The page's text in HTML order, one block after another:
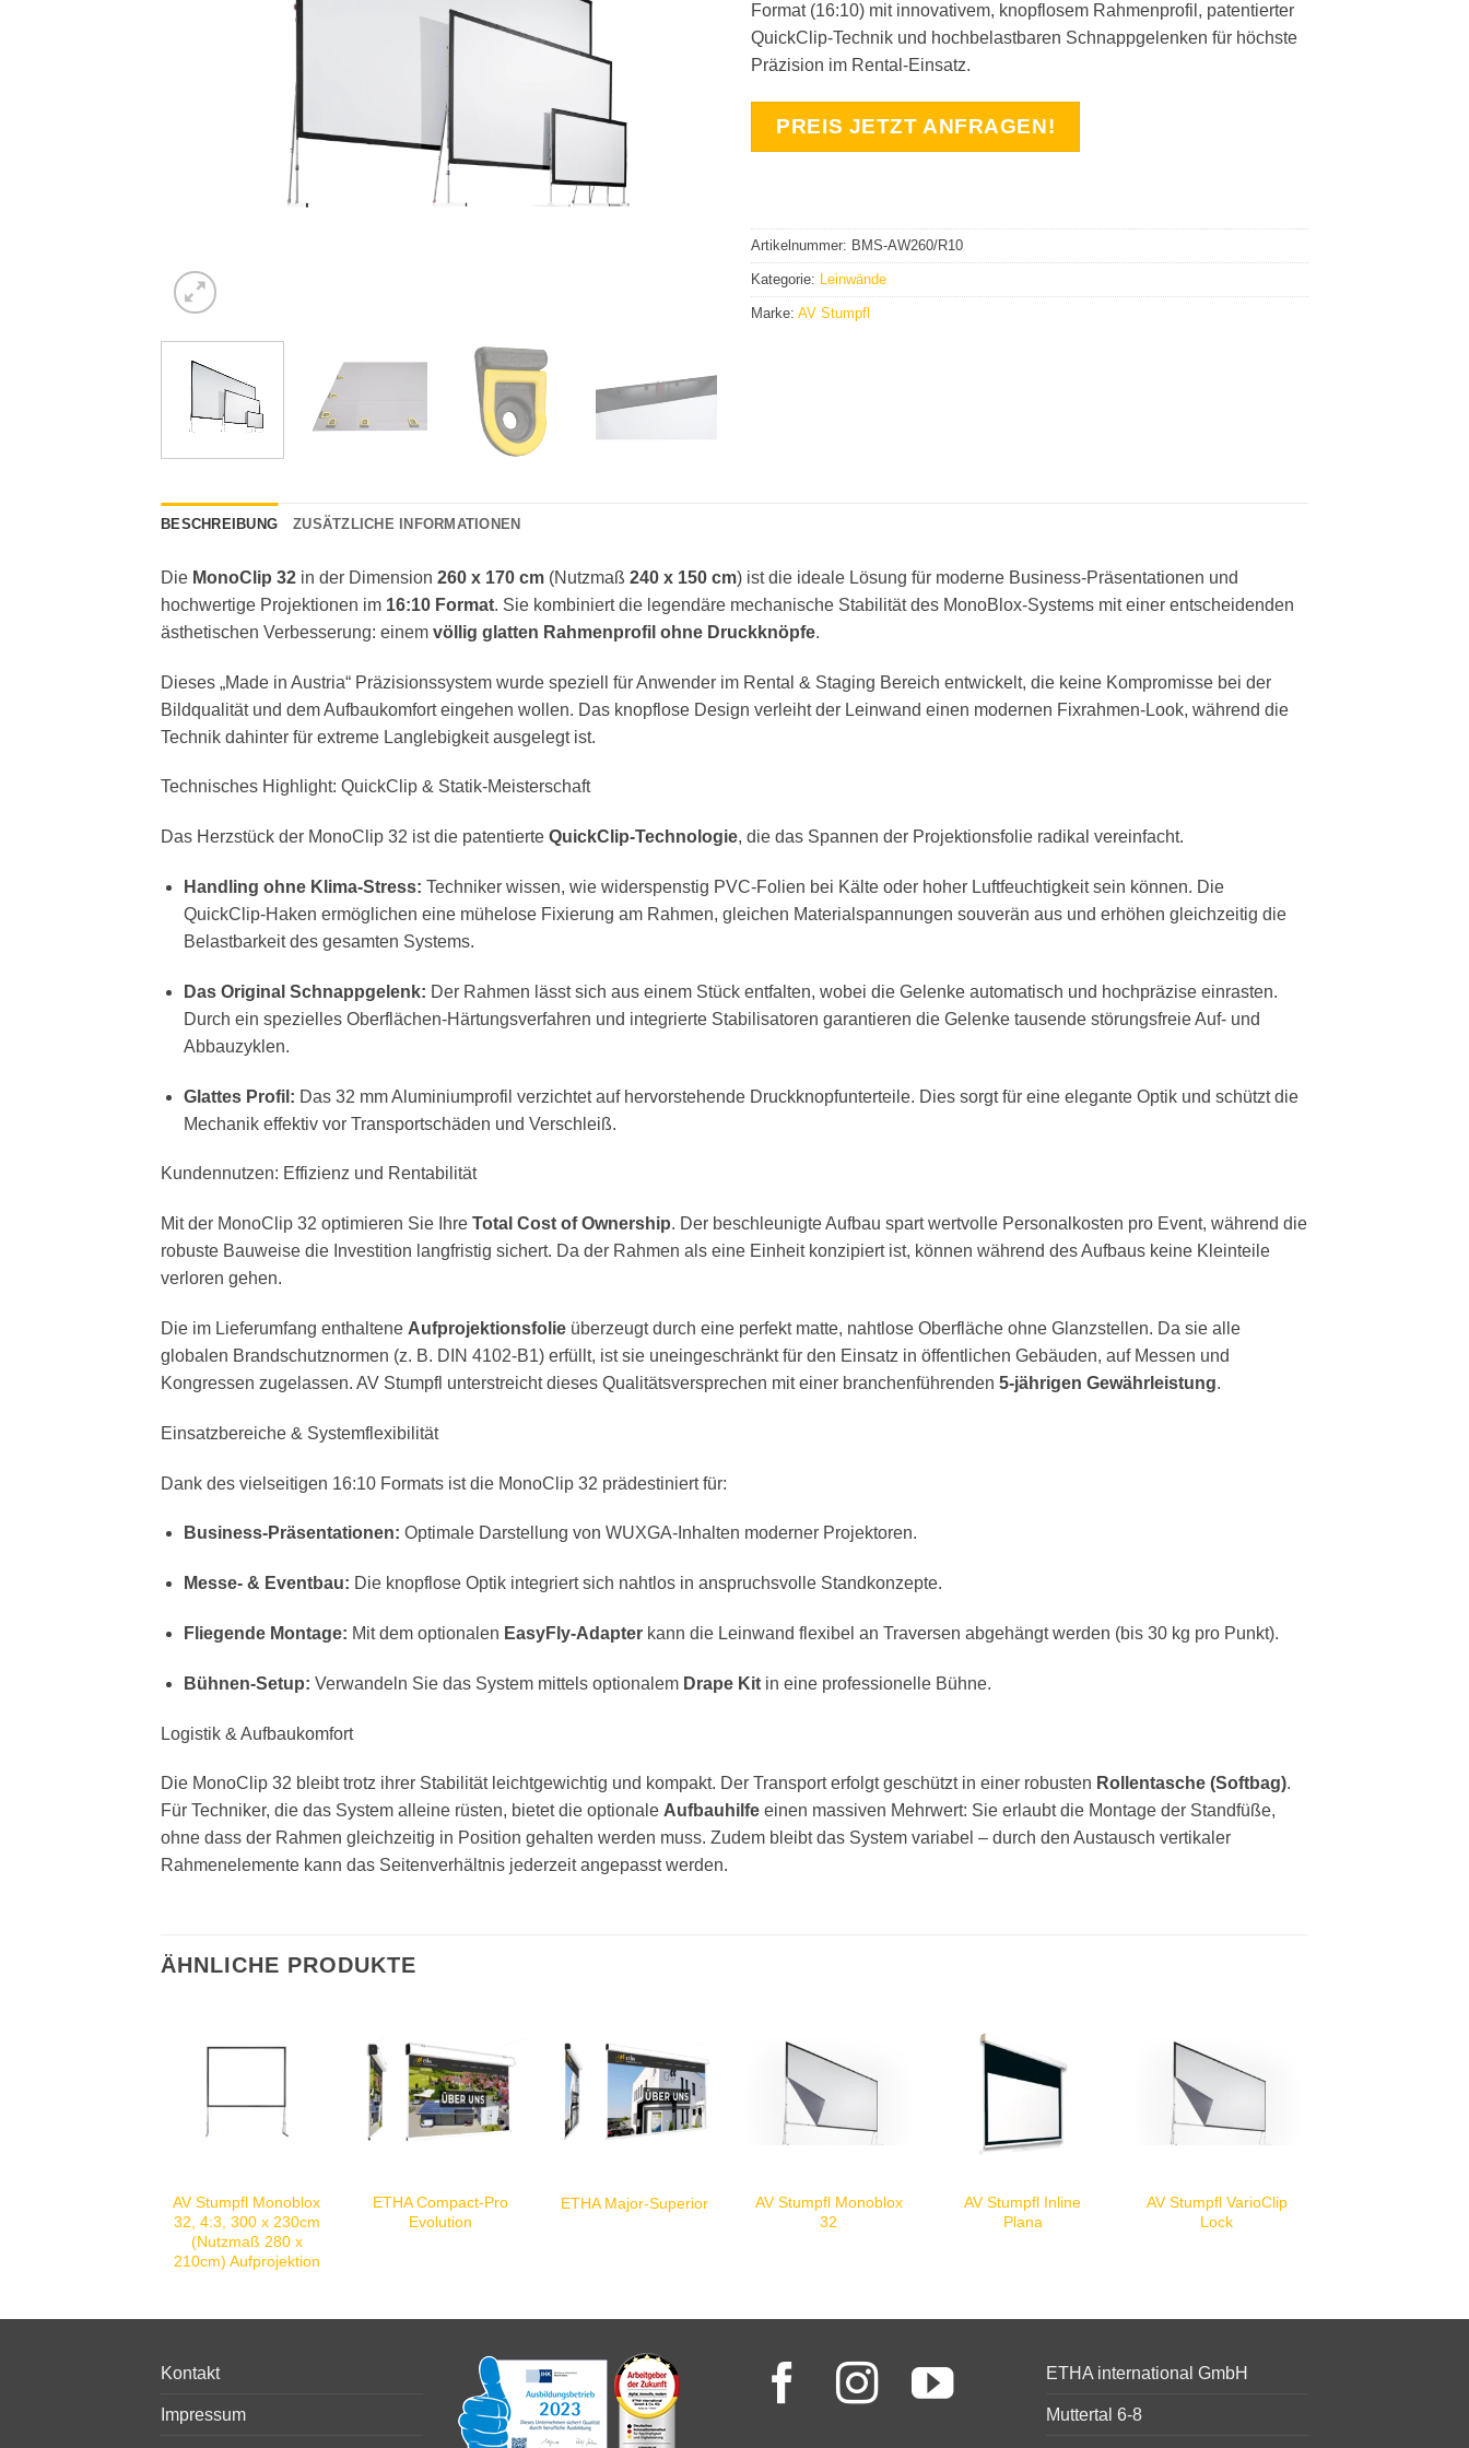
Format (16:10) mit innovativem, knopflosem Rahmenprofil, patentierter
QuickClip-Technik und hochbelastbaren Schnappgelenken für höchste
Präzision im Rental-Einsatz.
PREIS JETZT ANFRAGEN!
Artikelnummer: BMS-AW260/R10
Kategorie: Leinwände
Marke: AV Stumpfl
BESCHREIBUNG ZUSÄTZLICHE INFORMATIONEN
Die MonoClip 32 in der Dimension 260 x 170 cm (Nutzmaß 240 x 150 cm) ist die ideale Lösung für moderne Business-Präsentationen und
hochwertige Projektionen im 16:10 Format. Sie kombiniert die legendäre mechanische Stabilität des MonoBlox-Systems mit einer entscheidenden
ästhetischen Verbesserung: einem völlig glatten Rahmenprofil ohne Druckknöpfe.
Dieses „Made in Austria“ Präzisionssystem wurde speziell für Anwender im Rental & Staging Bereich entwickelt, die keine Kompromisse bei der
Bildqualität und dem Aufbaukomfort eingehen wollen. Das knopflose Design verleiht der Leinwand einen modernen Fixrahmen-Look, während die
Technik dahinter für extreme Langlebigkeit ausgelegt ist.
Technisches Highlight: QuickClip & Statik-Meisterschaft
Das Herzstück der MonoClip 32 ist die patentierte QuickClip-Technologie, die das Spannen der Projektionsfolie radikal vereinfacht.
Handling ohne Klima-Stress: Techniker wissen, wie widerspenstig PVC-Folien bei Kälte oder hoher Luftfeuchtigkeit sein können. Die
QuickClip-Haken ermöglichen eine mühelose Fixierung am Rahmen, gleichen Materialspannungen souverän aus und erhöhen gleichzeitig die
Belastbarkeit des gesamten Systems.
Das Original Schnappgelenk: Der Rahmen lässt sich aus einem Stück entfalten, wobei die Gelenke automatisch und hochpräzise einrasten.
Durch ein spezielles Oberflächen-Härtungsverfahren und integrierte Stabilisatoren garantieren die Gelenke tausende störungsfreie Auf- und
Abbauzyklen.
Glattes Profil: Das 32 mm Aluminiumprofil verzichtet auf hervorstehende Druckknopfunterteile. Dies sorgt für eine elegante Optik und schützt die
Mechanik effektiv vor Transportschäden und Verschleiß.
Kundennutzen: Effizienz und Rentabilität
Mit der MonoClip 32 optimieren Sie Ihre Total Cost of Ownership. Der beschleunigte Aufbau spart wertvolle Personalkosten pro Event, während die
robuste Bauweise die Investition langfristig sichert. Da der Rahmen als eine Einheit konzipiert ist, können während des Aufbaus keine Kleinteile
verloren gehen.
Die im Lieferumfang enthaltene Aufprojektionsfolie überzeugt durch eine perfekt matte, nahtlose Oberfläche ohne Glanzstellen. Da sie alle
globalen Brandschutznormen (z. B. DIN 4102-B1) erfüllt, ist sie uneingeschränkt für den Einsatz in öffentlichen Gebäuden, auf Messen und
Kongressen zugelassen. AV Stumpfl unterstreicht dieses Qualitätsversprechen mit einer branchenführenden 5-jährigen Gewährleistung.
Einsatzbereiche & Systemflexibilität
Dank des vielseitigen 16:10 Formats ist die MonoClip 32 prädestiniert für:
Business-Präsentationen: Optimale Darstellung von WUXGA-Inhalten moderner Projektoren.
Messe- & Eventbau: Die knopflose Optik integriert sich nahtlos in anspruchsvolle Standkonzepte.
Fliegende Montage: Mit dem optionalen EasyFly-Adapterkann die Leinwand flexibel an Traversen abgehängt werden (bis 30 kg pro Punkt).
Bühnen-Setup: Verwandeln Sie das System mittels optionalem Drape Kitin eine professionelle Bühne.
Logistik & Aufbaukomfort
Die MonoClip 32 bleibt trotz ihrer Stabilität leichtgewichtig und kompakt. Der Transport erfolgt geschützt in einer robusten Rollentasche (Softbag).
Für Techniker, die das System alleine rüsten, bietet die optionale Aufbauhilfe einen massiven Mehrwert: Sie erlaubt die Montage der Standfüße,
ohne dass der Rahmen gleichzeitig in Position gehalten werden muss. Zudem bleibt das System variabel – durch den Austausch vertikaler
Rahmenelemente kann das Seitenverhältnis jederzeit angepasst werden.
ÄHNLICHE PRODUKTE
AV Stumpfl Monoblox
32, 4:3, 300 x 230cm
(Nutzmaß 280 x
210cm) Aufprojektion
ETHA Compact-Pro
Evolution
ETHA Major-Superior
AV Stumpfl Monoblox
32
AV Stumpfl Inline
Plana
AV Stumpfl VarioClip
Lock
Kontakt
Impressum
ETHA international GmbH
Muttertal 6-8